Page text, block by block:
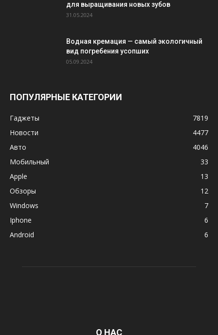
для выращивания новых зубов
31.05.2024
Водная кремация — самый экологичный
вид погребения усопших
05.09.2024
ПОПУЛЯРНЫЕ КАТЕГОРИИ
Гаджеты
7819
Новости
4477
Авто
4046
Мобильный
33
Apple
13
Обзоры
12
Windows
7
Iphone
6
Android
6
О НАС